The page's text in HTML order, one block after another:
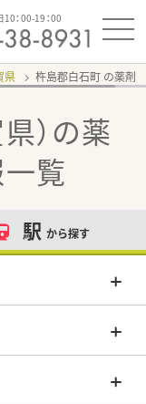
：00-19：00
県 杵島郡白石町
） の薬
覧
駅 から探す